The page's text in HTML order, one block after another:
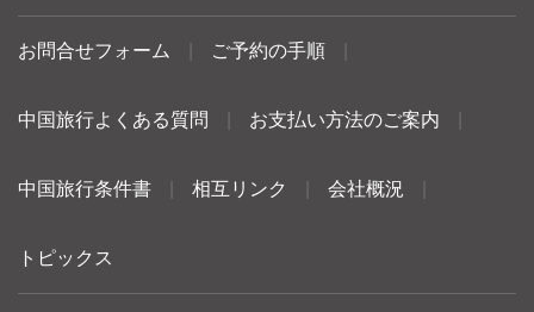
お問合せフォーム ご予約の手順
中国旅行よくある質問 お支払い方法のご案内
中国旅行条件書 相互リンク 会社概況
トピックス